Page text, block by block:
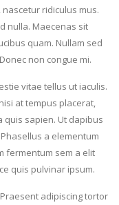
ridiculus mus.
nulla. Maecenas sit
quam. Nullam sed
non congue mi.
vitae tellus ut iaculis.
at tempus placerat,
quis sapien. Ut dapibus
a elementum
fermentum sem a elit
quis pulvinar ipsum.
adipiscing tortor